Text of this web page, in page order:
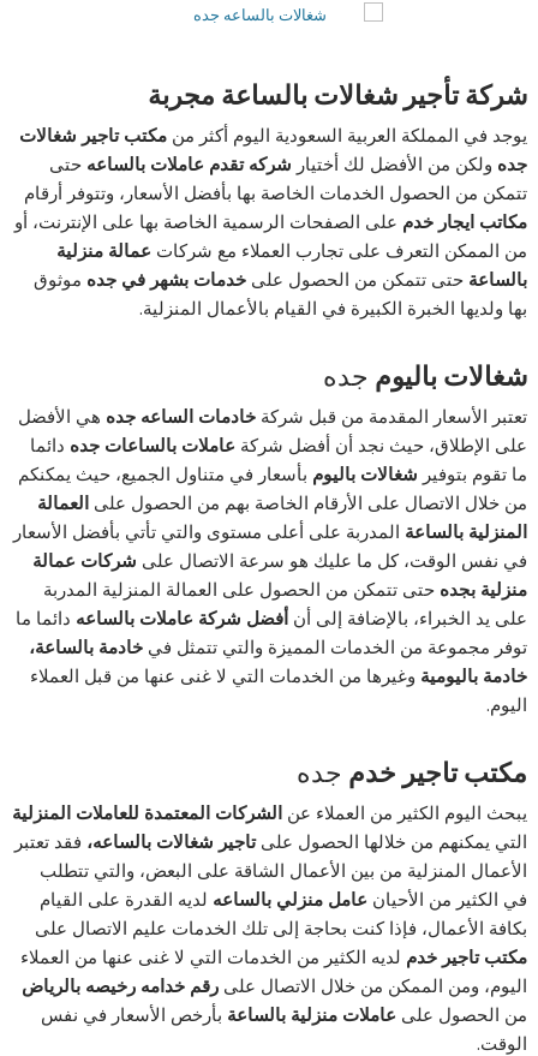
شركة تأجير شغالات بالساعة مجربة
يوجد في المملكة العربية السعودية اليوم أكثر منمكتب تاجير شغالات
جده ولكن من الأفضل لك أختيار شركه تقدم عاملات بالساعه حتى
تتمكن من الحصول الخدمات الخاصة بها بأفضل الأسعار، وتتوفر أرقام
مكاتب ايجار خدم على الصفحات الرسمية الخاصة بها على الإنترنت، أو
من الممكن التعرف على تجارب العملاء مع شركات عمالة منزلية
بالساعة حتى تتمكن من الحصول علىخدمات بشهر في جده موثوق
بها ولديها الخبرة الكبيرة في القيام بالأعمال المنزلية.
شغالات باليوم جده
تعتبر الأسعار المقدمة من قبل شركةخادمات الساعه جده هي الأفضل
على الإطلاق، حيث نجد أن أفضل شركة عاملات بالساعات جده دائما
ما تقوم بتوفير شغالات باليوم بأسعار في متناول الجميع، حيث يمكنكم
من خلال الاتصال على الأرقام الخاصة بهم من الحصول علىالعمالة
المنزلية بالساعة المدربة على أعلى مستوى والتي تأتي بأفضل الأسعار
في نفس الوقت، كل ما عليك هو سرعة الاتصال على شركات عمالة
منزلية بجده حتى تتمكن من الحصول على العمالة المنزلية المدربة
على يد الخبراء، بالإضافة إلى أنأفضل شركة عاملات بالساعه دائما ما
توفر مجموعة من الخدمات المميزة والتي تتمثل فيخادمة بالساعة،
خادمة باليومية وغيرها من الخدمات التي لا غنى عنها من قبل العملاء
اليوم.
مكتب تاجير خدم جده
يبحث اليوم الكثير من العملاء عنالشركات المعتمدة للعاملات المنزلية
التي يمكنهم من خلالها الحصول علىتاجير شغالات بالساعه، فقد تعتبر
الأعمال المنزلية من بين الأعمال الشاقة على البعض، والتي تتطلب
في الكثير من الأحيان عامل منزلي بالساعه لديه القدرة على القيام
بكافة الأعمال، فإذا كنت بحاجة إلى تلك الخدمات عليم الاتصال على
مكتب تاجير خدم لديه الكثير من الخدمات التي لا غنى عنها من العملاء
اليوم، ومن الممكن من خلال الاتصال علىرقم خدامه رخيصه بالرياض
من الحصول على عاملات منزلية بالساعة بأرخص الأسعار في نفس
الوقت.